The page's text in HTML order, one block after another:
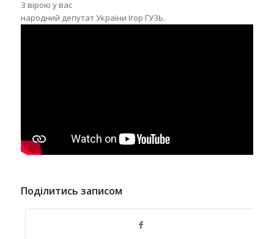
З вірою у вас
народний депутат України Ігор ГУЗЬ.
Поділитись записом